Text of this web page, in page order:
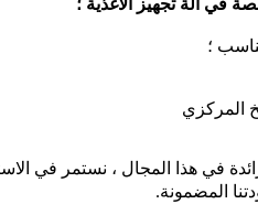
؛
المركزي
المضمونة.